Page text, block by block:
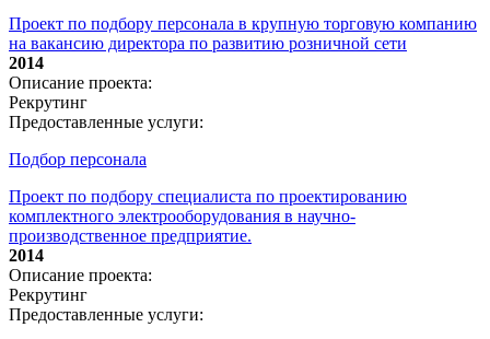
Проект по подбору персонала в крупную торговую компанию
на вакансию директора по развитию розничной сети
2014
Описание проекта:
Рекрутинг
Предоставленные услуги:
Подбор персонала
Проект по подбору специалиста по проектированию
комплектного электрооборудования в научно-
производственное предприятие.
2014
Описание проекта:
Рекрутинг
Предоставленные услуги: